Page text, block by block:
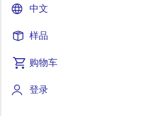
中文
样品
购物车
登录
概
述
描述
述
这种通过 LoRaWAN
够监控负载的功耗并控制路灯的打
通信能力使其成为部署在智慧城市解